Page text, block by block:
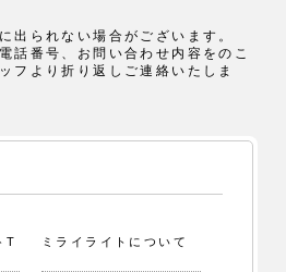
出られない場合がございます。
話番号、お問い合わせ内容をのこ
フより折り返しご連絡いたしま
T
ミライライトについて